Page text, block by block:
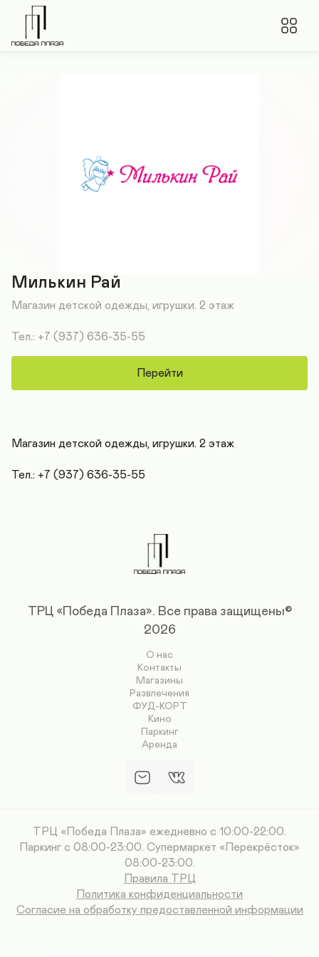
Милькин Рай
Магазин детской одежды, игрушки. 2 этаж
Тел.: +7 (937) 636-35-55
Перейти
Магазин детской одежды, игрушки. 2 этаж
Тел.: +7 (937) 636-35-55
ТРЦ «Победа Плаза». Все права защищены©
2026
О нас
Контакты
Магазины
Развлечения
ФУД-КОРТ
Кино
Паркинг
Аренда
ТРЦ «Победа Плаза» ежедневно с 10:00-22:00.
Паркинг с 08:00-23:00. Супермаркет «Перекрёсток»
08:00-23:00.
Правила ТРЦ
Политика конфиденциальности
Согласие на обработку предоставленной информации